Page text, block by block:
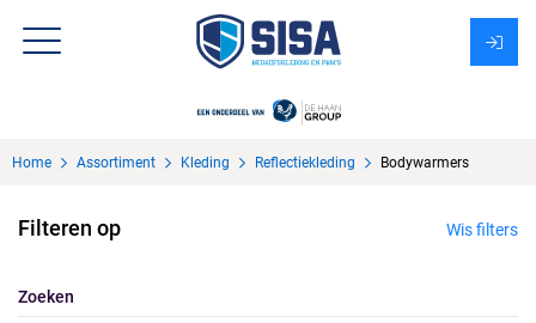
Over Sisa
KMS
Uitzendbureau?
Home Assortiment Kleding Reflectiekleding Bodywarmers
Filteren op Wis filters
Zoeken